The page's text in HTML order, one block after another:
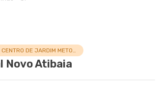
Novo Atibaia